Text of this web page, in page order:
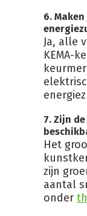
6.
Ja, alle
KEMA-
7. Zijn
Het
zijn
aantal
onder